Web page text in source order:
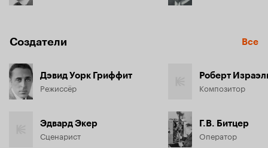
Создатели Все
Дэвид Уорк Гриффит
Режиссёр
Эдвард Экер
Сценарист
Роберт
Композитор
Г.В. Битцер
Оператор